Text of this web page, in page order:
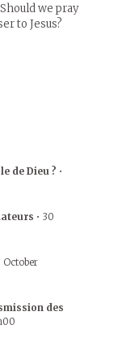
we pray
to Jesus?
de Dieu ? •
• 30
October
des